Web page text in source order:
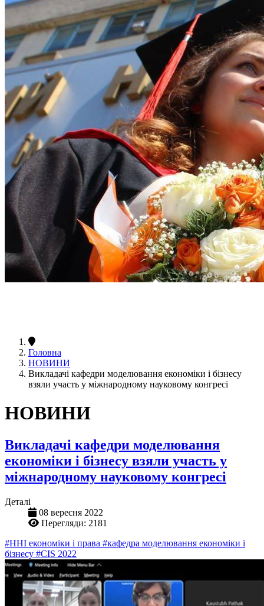
Головна
НОВИНИ
Викладачі кафедри моделювання економіки і бізнесу
взяли участь у міжнародному науковому конгресі
НОВИНИ
Викладачі кафедри моделювання
економіки і бізнесу взяли участь у
міжнародному науковому конгресі
Деталі
08 вересня 2022
Перегляди: 2181
#ННІ економіки і права #кафедра моделювання економіки і
бізнесу #CIS 2022